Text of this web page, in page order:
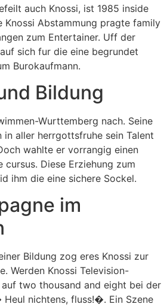
auch Knossi, ist 1985 inside
Knossi Abstammung pragte family
zum Entertainer. Uff der
sich fur die eine begrundet
Burokaufmann.
Bildung
Wurttemberg nach. Seine
in aller herrgottsfruhe sein Talent
wahlte er vorrangig einen
cursus. Diese Erziehung zum
ihm die eine sichere Sockel.
im
Bildung zog eres Knossi zur
Werden Knossi Television-
two thousand and eight bei der
nichtens, fluss!�. Ein Szene